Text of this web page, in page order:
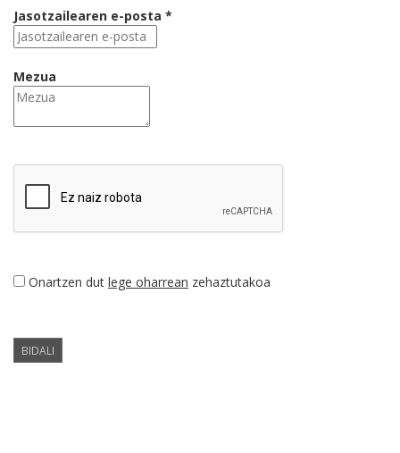
Jasotzailearen e-posta *
Mezua
Onartzen dut lege oharrean zehaztutakoa
BIDALI